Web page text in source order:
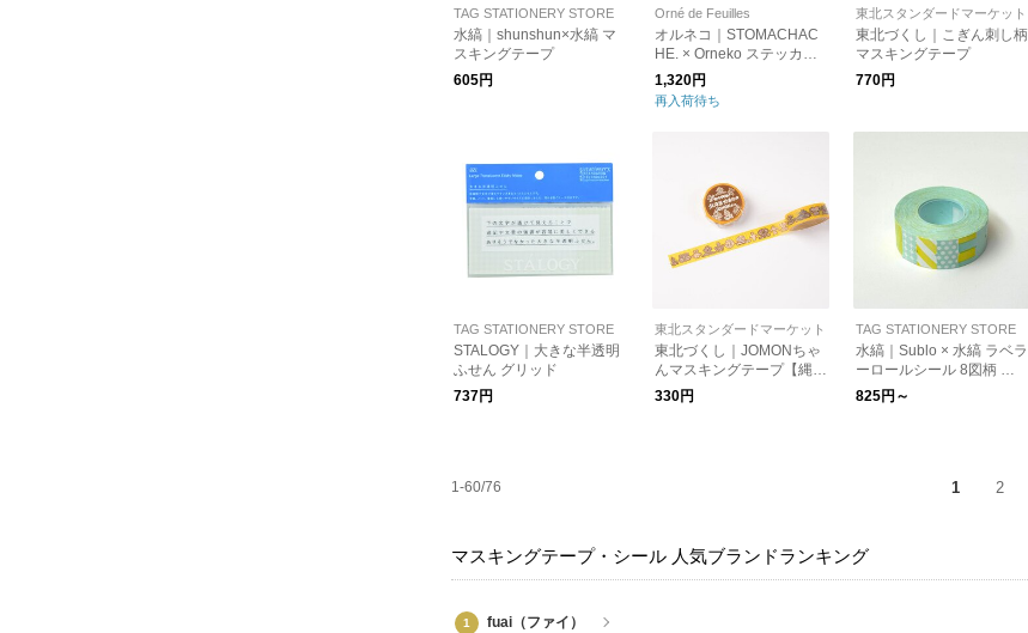
TAG STATIONERY STORE
水縞｜shunshun×水縞 マ
スキングテープ
605円
Orné de Feuilles
オルネコ｜STOMACHAC
HE. × Orneko ステッカー
（7枚セット）
1,320円
再入荷待ち
東北スタンダードマーケット
東北づくし｜こぎん刺し柄
マスキングテープ
770円
TAG STATIONERY STORE
STALOGY｜大きな半透明
ふせん グリッド
737円
東北スタンダードマーケット
東北づくし｜JOMONちゃ
んマスキングテープ【縄
文】
330円
TAG STATIONERY STORE
水縞｜Sublo × 水縞 ラベラ
ーロールシール 8図柄 水
縞
825円～
1-60/76 1 2
マスキングテープ・シール 人気ブランドランキング
fuai（ファイ）